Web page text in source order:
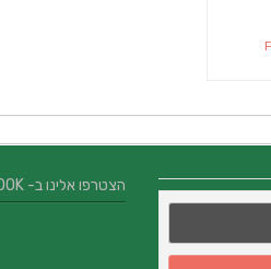
הצטרפו אלינו ב- FACEBOOK